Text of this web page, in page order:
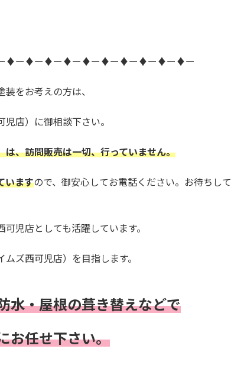
ー♦ー♦ー♦ー♦ー♦ー♦ー♦ー♦ー♦ー
をお考えの方は、
店）に御相談下さい。
、訪問販売は一切、行っていません。
いますので、御安心してお電話ください。お待ちして
児店としても活躍しています。
ズ西可児店）を目指します。
水・屋根の葺き替えなどで
お任せ下さい。